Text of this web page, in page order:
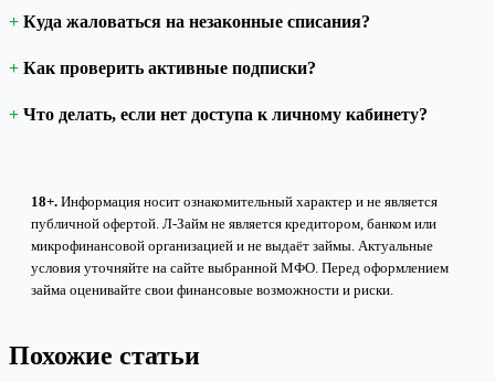
Куда жаловаться на незаконные списания?
Как проверить активные подписки?
Что делать, если нет доступа к личному кабинету?
18+. Информация носит ознакомительный характер и не является
публичной офертой. Л-Займ не является кредитором, банком или
микрофинансовой организацией и не выдаёт займы. Актуальные
условия уточняйте на сайте выбранной МФО. Перед оформлением
займа оценивайте свои финансовые возможности и риски.
Похожие статьи